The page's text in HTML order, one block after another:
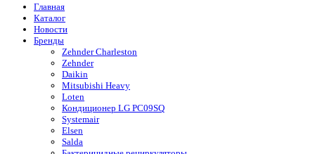
Главная
Каталог
Новости
Бренды
Zehnder Charleston
Zehnder
Daikin
Mitsubishi Heavy
Loten
Кондиционер LG PC09SQ
Systemair
Elsen
Salda